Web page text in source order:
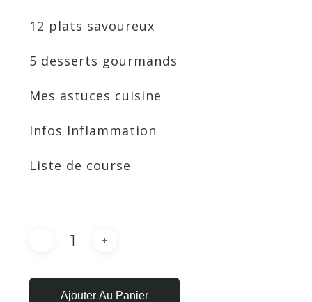
12 plats savoureux
5 desserts gourmands
Mes astuces cuisine
Infos Inflammation
Liste de course
Ajouter Au Panier